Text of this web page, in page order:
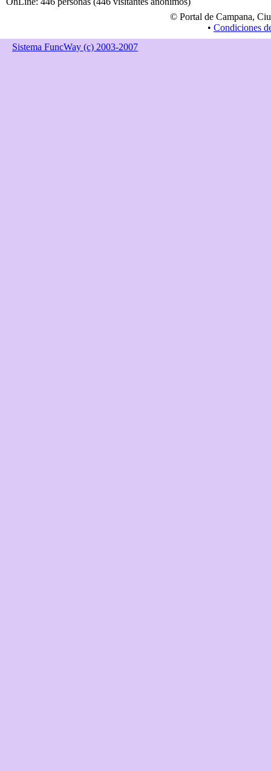
© Portal de Campana,
• Condiciones
Sistema FuncWay (c) 2003-2007